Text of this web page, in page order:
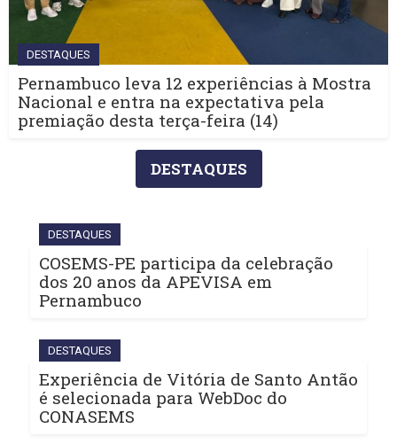
DESTAQUES
Pernambuco leva 12 experiências à Mostra
Nacional e entra na expectativa pela
premiação desta terça-feira (14)
DESTAQUES
DESTAQUES
COSEMS-PE participa da celebração
dos 20 anos da APEVISA em
Pernambuco
DESTAQUES
Experiência de Vitória de Santo Antão
é selecionada para WebDoc do
CONASEMS